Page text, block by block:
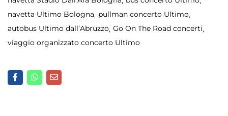
navetta Ultimo Bologna pullman concerto Ultimo
autobus Ultimo dall’Abruzzo Go On The Road concerti
viaggio organizzato concerto Ultimo